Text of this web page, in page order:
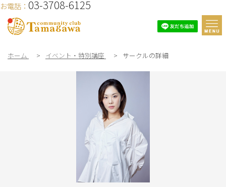
お電話： 03-3708-6125
ホーム > イベント・特別講座 > サークルの詳細